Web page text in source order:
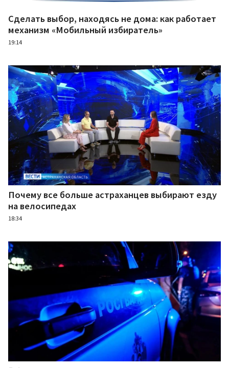
Сделать выбор, находясь не дома: как работает
механизм «Мобильный избиратель»
19:14
Почему все больше астраханцев выбирают езду
на велосипедах
18:34